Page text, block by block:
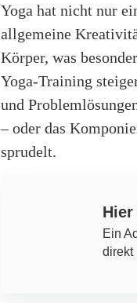
Yoga hat nicht nur
allgemeine
Körper, was
Yoga-Training
und
– oder das
sprudelt.
Ein
direkt